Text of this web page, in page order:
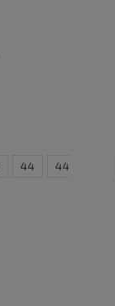
44 44,5
39 40